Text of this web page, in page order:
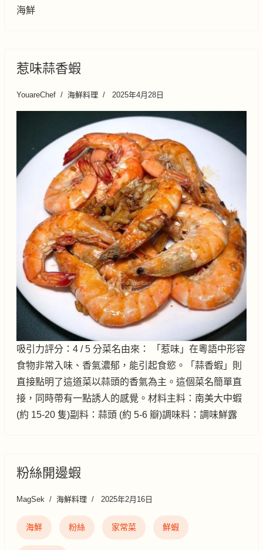
海鮮
惹味蒜香蝦
YouareChef 海鮮料理 2025年4月28日
吸引力評分：4 / 5 分菜名由來： 「惹味」在粵語中形容
食物非常入味、香氣濃郁，能引起食慾。「蒜香蝦」則
直接點明了這道菜以蒜頭的香氣為主。這個菜名簡單直
接，同時帶有一點誘人的感覺。材料主料：南美大中蝦
(約 15-20 隻)副料：蒜頭 (約 5-6 瓣)調味料：調味鮮露
粉絲開邊蝦
MagSek 海鮮料理 2025年2月16日
海鮮 粉絲 家常菜 鮮蝦